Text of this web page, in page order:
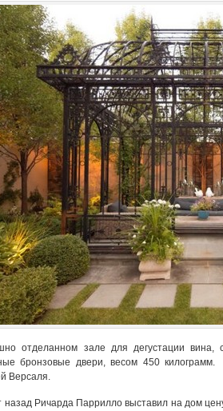
отделанном зале для дегустации вина,
бронзовые двери, весом 450
Версаля.
назад Ричарда Паррилло выставил на дом